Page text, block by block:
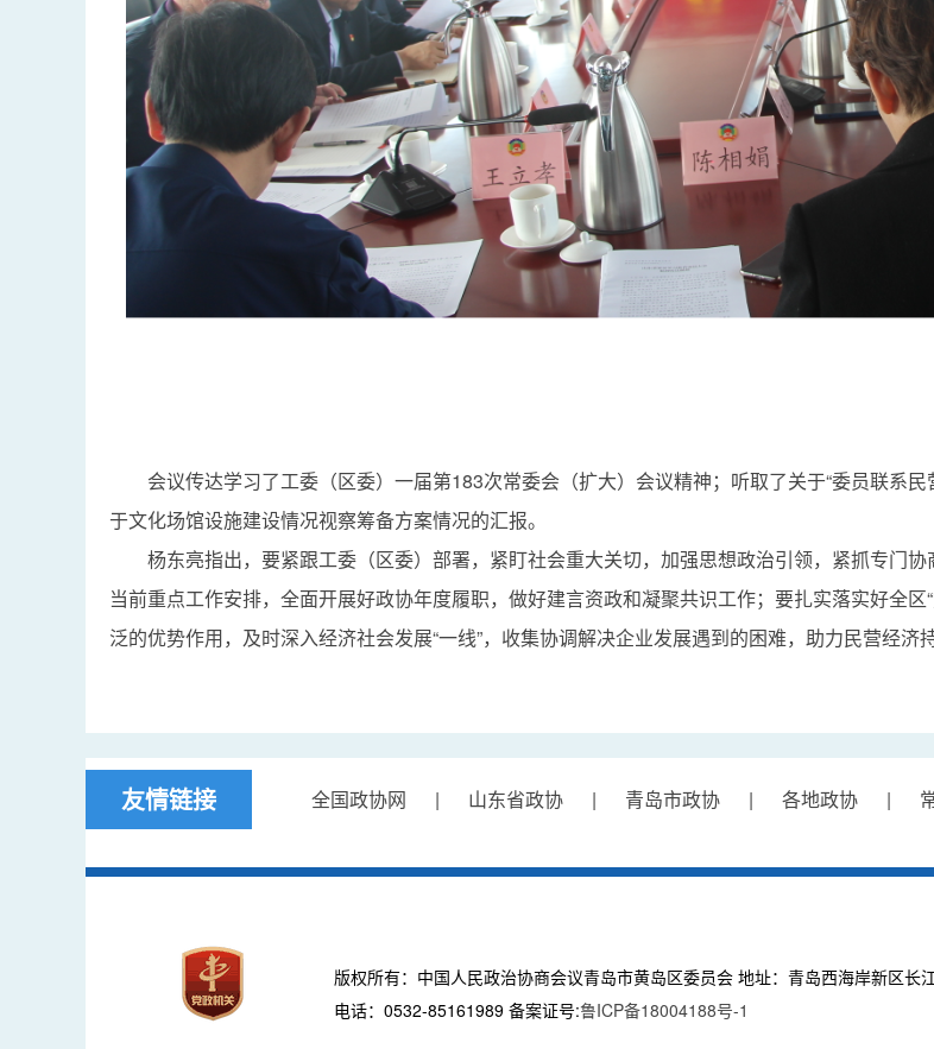
会议传达学习了工委（区委）一届第183次常委会（扩大）会议精神；听取了关于“委员联系
于文化场馆设施建设情况视察筹备方案情况的汇报。
杨东亮指出，要紧跟工委（区委）部署，紧盯社会重大关切，加强思想政治引领，紧抓专门
当前重点工作安排，全面开展好政协年度履职，做好建言资政和凝聚共识工作；要扎实落实好全
泛的优势作用，及时深入经济社会发展“一线”，收集协调解决企业发展遇到的困难，助力民营经济
友情链接 全国政协网 | 山东省政协 | 青岛市政协 | 各地政协 |
版权所有：中国人民政治协商会议青岛市黄岛区委员会 地址：青岛西海岸新区长
电话：0532-85161989 备案证号:鲁ICP备18004188号-1